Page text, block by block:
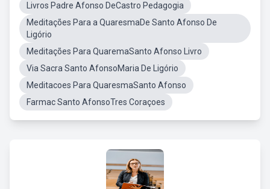
Livros Padre Afonso DeCastro Pedagogia
Meditações Para a QuaresmaDe Santo Afonso De
Ligório
Meditações Para QuaremaSanto Afonso Livro
Via Sacra Santo AfonsoMaria De Ligório
Meditacoes Para QuaresmaSanto Afonso
Farmac Santo AfonsoTres Coraçoes